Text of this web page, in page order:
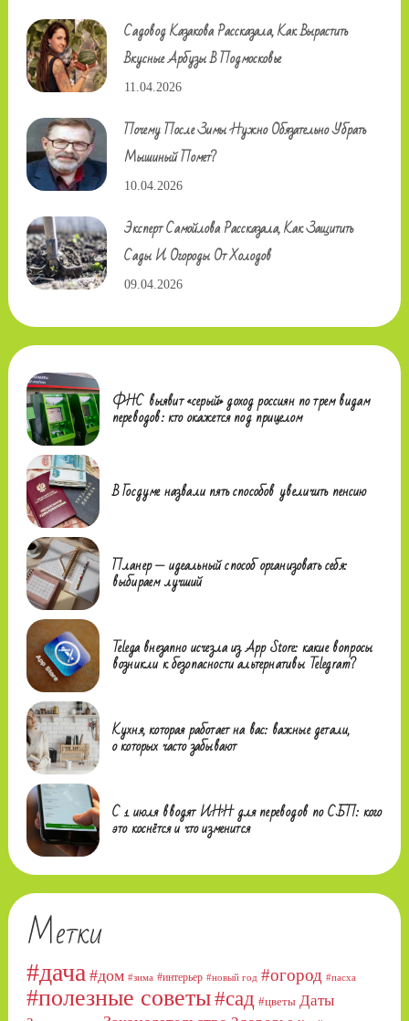
Садовод Казакова Рассказала, Как Вырастить
Вкусные Арбузы В Подмосковье
11.04.2026
Почему После Зимы Нужно Обязательно Убрать
Мышиный Помет?
10.04.2026
Эксперт Самойлова Рассказала, Как Защитить
Сады И Огороды От Холодов
09.04.2026
ФНС выявит «серый» доход россиян по трем видам
переводов: кто окажется под прицелом
В Госдуме назвали пять способов увеличить пенсию
Планер — идеальный способ организовать себя:
выбираем лучший
Telega внезапно исчезла из App Store: какие вопросы
возникли к безопасности альтернативы Telegram?
Кухня, которая работает на вас: важные детали,
о которых часто забывают
С 1 июля вводят ИНН для переводов по СБП: кого
это коснётся и что изменится
Метки
#дача #дом #зима #интерьер #новый год #огород #пасха
#полезные советы#сад #цветы Даты